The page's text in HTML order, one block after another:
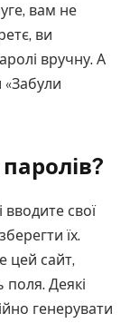
вам не
ви
вручну. А
свої
їх.
цей сайт,
Деякі
генерувати